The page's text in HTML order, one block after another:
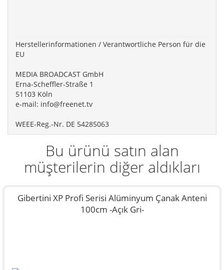
Herstellerinformationen / Verantwortliche Person für die
EU
MEDIA BROADCAST GmbH
Erna-Scheffler-Straße 1
51103 Köln
e-mail: info@freenet.tv
WEEE-Reg.-Nr. DE 54285063
Bu ürünü satın alan
müşterilerin diğer aldıkları
Gibertini XP Profi Serisi Alüminyum Çanak Anteni
100cm -Açık Gri-